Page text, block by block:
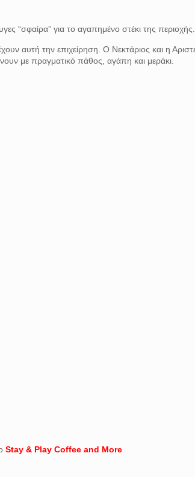
“σφαίρα” για το αγαπημένο στέκι της
αυτή την επιχείρηση. Ο Νεκτάριος και η
με πραγματικό πάθος, αγάπη και μεράκι.
Stay & Play Coffee and More